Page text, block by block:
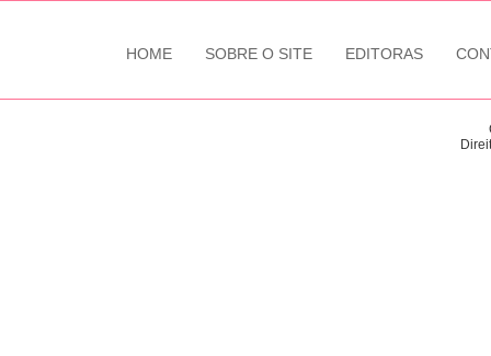
HOME SOBRE O SITE EDITORAS